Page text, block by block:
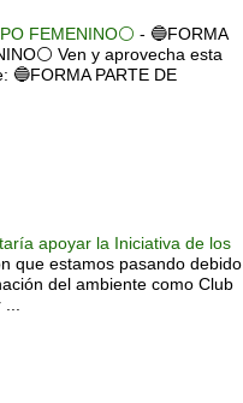
FEMENINO⚪ - 🔵FORMA
Ven y aprovecha esta
🔵FORMA PARTE DE
apoyar la Iniciativa de los
que estamos pasando debido
del ambiente como Club